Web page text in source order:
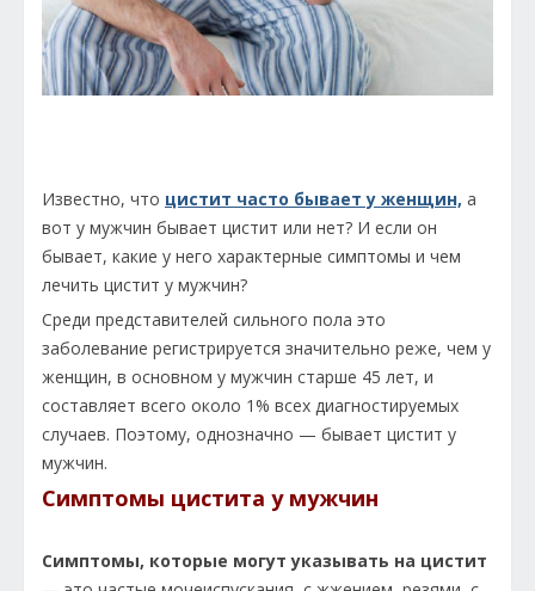
Известно, что цистит часто бывает у женщин, а
вот у мужчин бывает цистит или нет? И если он
бывает, какие у него характерные симптомы и чем
лечить цистит у мужчин?
Среди представителей сильного пола это
заболевание регистрируется значительно реже, чем у
женщин, в основном у мужчин старше 45 лет, и
составляет всего около 1% всех диагностируемых
случаев. Поэтому, однозначно — бывает цистит у
мужчин.
Симптомы цистита у мужчин
Симптомы, которые могут указывать на цистит